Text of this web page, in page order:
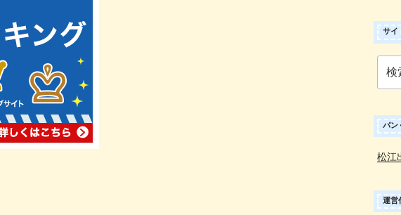
カ
イ
サイ
索:
パン
松江
運営